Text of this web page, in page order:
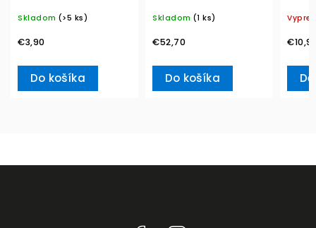
Villeroy & Boch
Skladom (>5 ks)
€3,90
Do košíka
& Boch
Skladom (1 ks)
€52,70
Do košíka